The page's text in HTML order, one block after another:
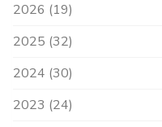
2026 (19)
2025 (32)
2024 (30)
2023 (24)